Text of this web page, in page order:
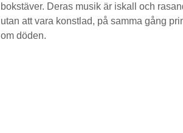
bokstäver. Deras musik är iskall och
utan att vara konstlad, på samma gång
om döden.